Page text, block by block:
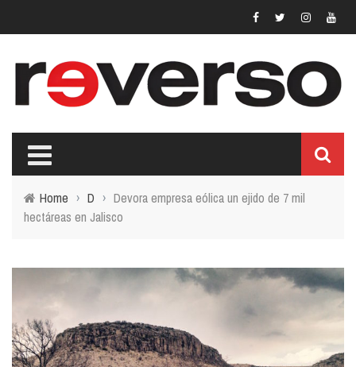
Home › D › Devora empresa eólica un ejido de 7 mil
hectáreas en Jalisco